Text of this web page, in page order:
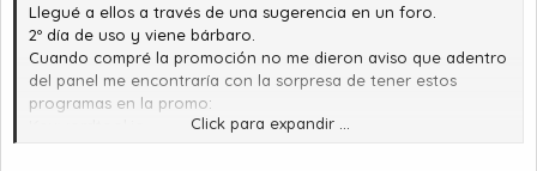
Llegué a ellos a través de una sugerencia en un foro.
2º día de uso y viene bárbaro.
Cuando compré la promoción no me dieron aviso que adentro
del panel me encontraría con la sorpresa de tener estos
programas en la promo:
Click para expandir ...